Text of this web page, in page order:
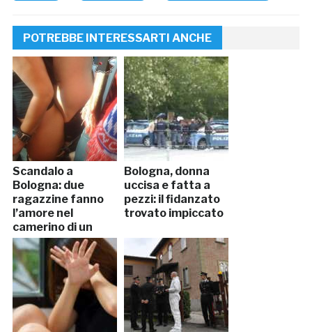
POTREBBE INTERESSARTI ANCHE
Scandalo a
Bologna: due
ragazzine fanno
l’amore nel
camerino di un
negozio.
Arrestate (FOTO)
Bologna, donna
uccisa e fatta a
pezzi: il fidanzato
trovato impiccato